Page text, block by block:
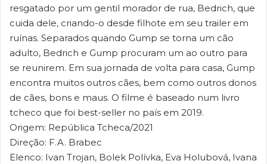
resgatado por um gentil morador de rua, Bedrich, que
cuida dele, criando-o desde filhote em seu trailer em
ruínas. Separados quando Gump se torna um cão
adulto, Bedrich e Gump procuram um ao outro para
se reunirem. Em sua jornada de volta para casa, Gump
encontra muitos outros cães, bem como outros donos
de cães, bons e maus. O filme é baseado num livro
tcheco que foi best-seller no país em 2019.
Origem: República Tcheca/2021
Direção: F.A. Brabec
Elenco: Ivan Trojan, Bolek Polívka, Eva Holubová, Ivana